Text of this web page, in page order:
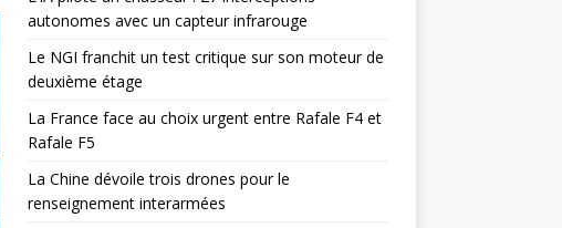
autonomes avec un capteur infrarouge
Le NGI franchit un test critique sur son moteur de
deuxième étage
La France face au choix urgent entre Rafale F4 et
Rafale F5
La Chine dévoile trois drones pour le
renseignement interarmées